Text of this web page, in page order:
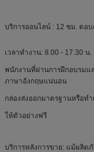
บริการออนไลน์ : 12 ชม. ตอ
เวลาทำงาน: 8.00 - 17.30 น
พนักงานที่ผ่านการฝึกอบรม
ภาษาอังกฤษแน่นอน
กล่องส่งออกมาตรฐานหรือท
ให้ตัวอย่างฟรี
บริการหลังการขาย: แม้ผลิต